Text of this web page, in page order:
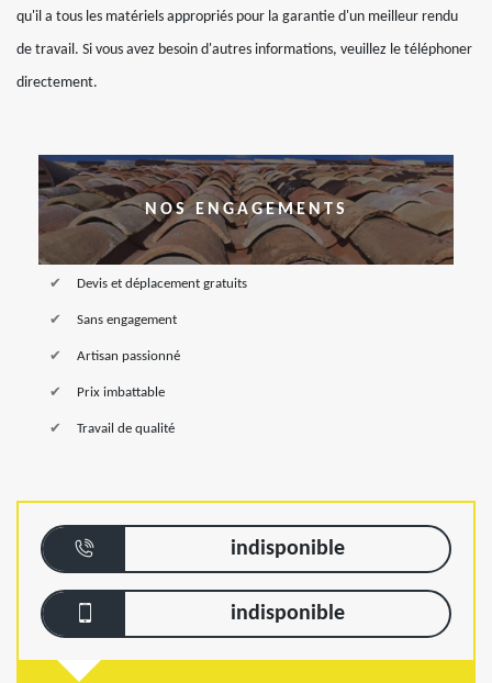
qu'il a tous les matériels appropriés pour la garantie d'un meilleur rendu
de travail. Si vous avez besoin d'autres informations, veuillez le téléphoner
directement.
NOS ENGAGEMENTS
Devis et déplacement gratuits
Sans engagement
Artisan passionné
Prix imbattable
Travail de qualité
indisponible
indisponible